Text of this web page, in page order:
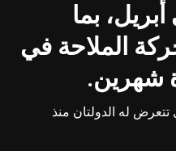
بما
الملاحة في
شهرين.
له الدولتان منذ